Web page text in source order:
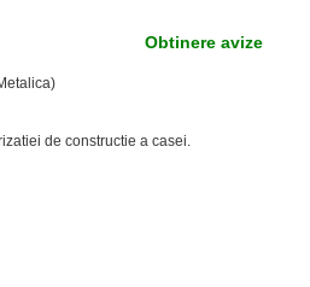
Obtinere avize
de constructie a casei.